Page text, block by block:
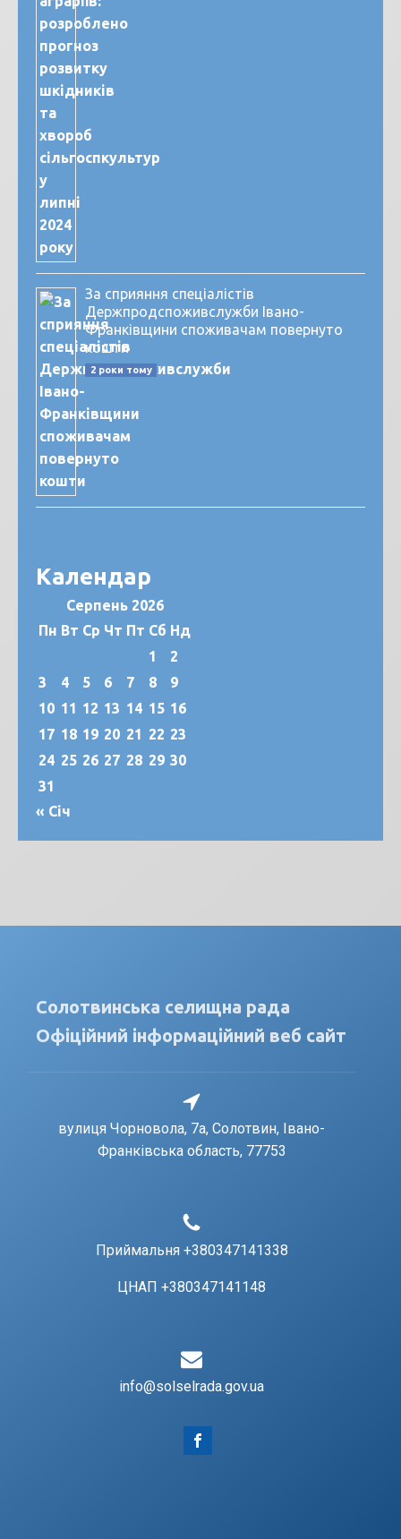
За сприяння спеціалістів
Держпродспоживслужби Івано-
Франківщини споживачам повернуто
кошти
2 роки тому
Календар
Серпень 2026
Пн Вт Ср Чт Пт Сб Нд
1
2
3
4 5 6 7 8
9
10 11 12 13 14 15 16
17 18 19 20 21 22 23
24 25 26 27 28 29 30
31
« Січ
Солотвинська селищна рада
Офіційний інформаційний веб сайт
вулиця Чорновола, 7a, Солотвин, Івано-
Франківська область, 77753
Приймальня +380347141338
ЦНАП +380347141148
info@solselrada.gov.ua